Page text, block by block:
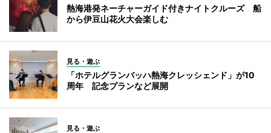
熱海港発ネーチャーガイド付きナイトクルーズ 船
から伊豆山花火大会楽しむ
見る・遊ぶ
「ホテルグランバッハ熱海クレッシェンド」が10
周年 記念プランなど展開
見る・遊ぶ